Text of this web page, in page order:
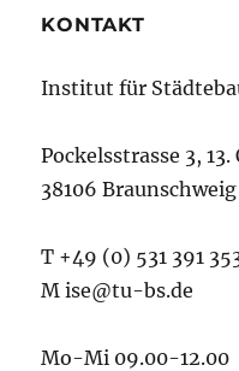
KONTAKT
Institut für
Pockelsstrasse 3, 13.
38106 Braunschweig
T +49 (0) 531 391
M ise@tu-bs.de
Mo-Mi 09.00-12.00